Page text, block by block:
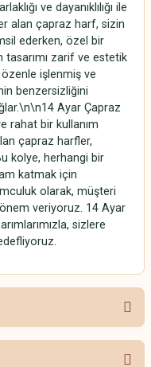
ve dayanıklılığı ile
alan çapraz harf, sizin
ederken, özel bir
tasarımı zarif ve estetik
özenle işlenmiş ve
benzersizliğini
Ayar Çapraz
rahat bir kullanım
çapraz harfler,
kolye, herhangi bir
katmak için
olarak, müşteri
veriyoruz. 14 Ayar
sizlere